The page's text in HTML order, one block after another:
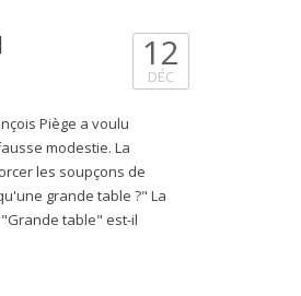
12
DÉC
Piège a voulu
modestie. La
les soupçons de
grande table ?" La
table" est-il